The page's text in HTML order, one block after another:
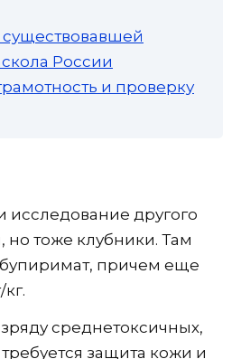
существовавшей
России
и проверку
исследование другого
но тоже клубники. Там
причем еще
среднетоксичных,
защита кожи и